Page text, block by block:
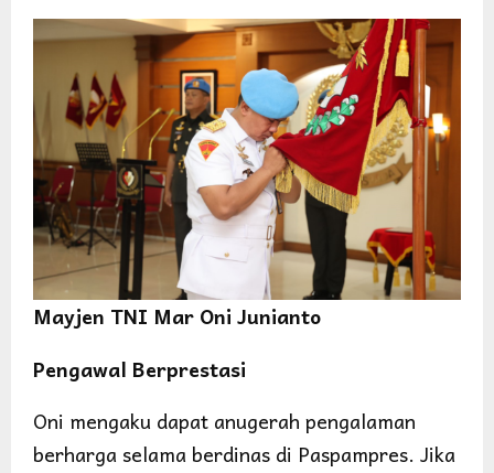
Mayjen TNI Mar Oni Junianto
Pengawal Berprestasi
Oni mengaku dapat anugerah pengalaman
berharga selama berdinas di Paspampres. Jika